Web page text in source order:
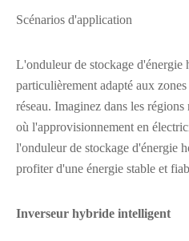
Scénarios d'application
L'onduleur de stockage d'énergie
particulièrement adapté aux zones
réseau. Imaginez dans les régions
où l'approvisionnement en
l'onduleur de stockage d'énergie
profiter d'une énergie stable et
Inverseur hybride intelligent